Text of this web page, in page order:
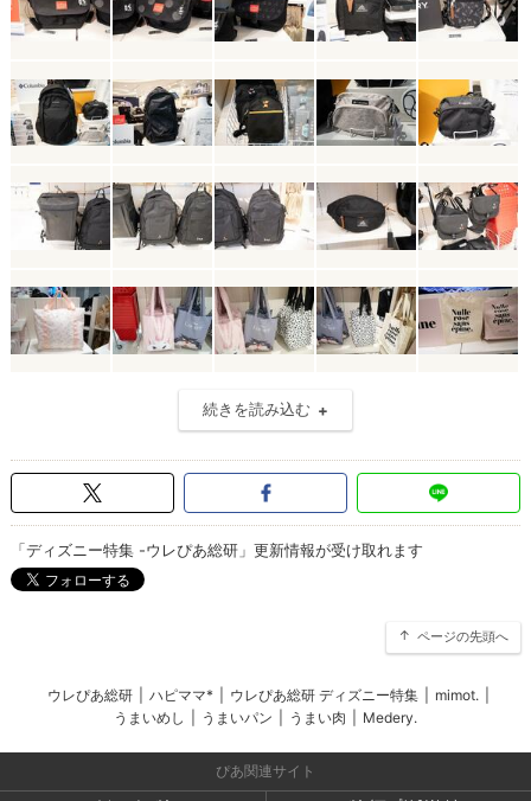
続きを読み込む
「ディズニー特集 -ウレぴあ総研」更新情報が受け取れます
ページの先頭へ
ウレぴあ総研 ハピママ* ウレぴあ総研 ディズニー特集 mimot.
うまいめし
うまいパン うまい肉 Medery.
ぴあ関連サイト